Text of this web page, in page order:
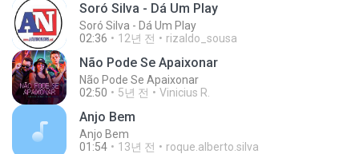
Soró Silva - Dá Um Play
Soró Silva - Dá Um Play
02:36
12년 전 rizaldo_sousa
Não Pode Se Apaixonar
Não Pode Se Apaixonar
02:50
5년 전 Vinicius R.
Anjo Bem
Anjo Bem
01:54
13년 전 roque.alberto.silva